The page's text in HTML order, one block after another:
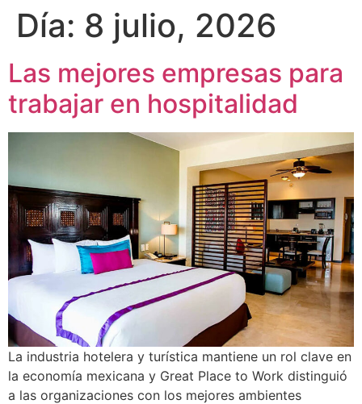
Día: 8 julio, 2026
Las mejores empresas para
trabajar en hospitalidad
La industria hotelera y turística mantiene un rol clave en
la economía mexicana y Great Place to Work distinguió
a las organizaciones con los mejores ambientes